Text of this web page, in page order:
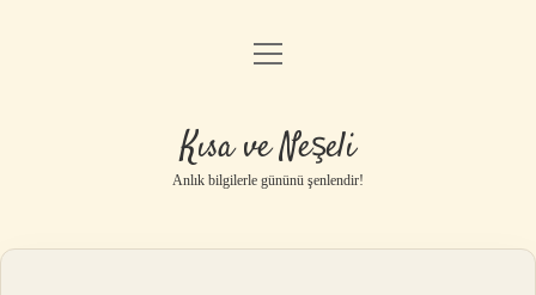
Anasayfa
Yasal Uyarı
menüyü
Kısa ve Neşeli
Anlık bilgilerle gününü şenlendir!